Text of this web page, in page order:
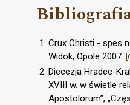
Crux Christi - spes
Widok, Opole 2007.
Diecezja Hradec-
XVIII w. w świetle
Apostolorum”,